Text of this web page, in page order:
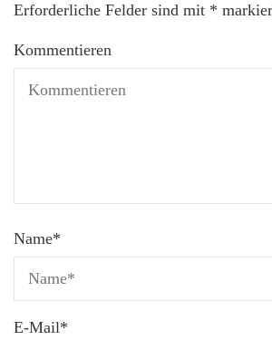
Erforderliche Felder sind mit *
Kommentieren
Name*
E-Mail*